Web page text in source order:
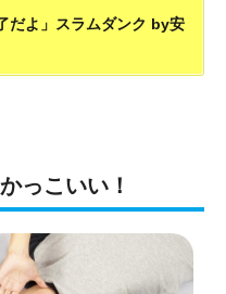
だよ」スラムダンク by安
っこいい！